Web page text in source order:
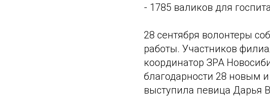
- 1785 валиков для
28 сентября волонтеры
работы. Участников
координатор ЗРА
благодарности 28 новым
выступила певица Дарья